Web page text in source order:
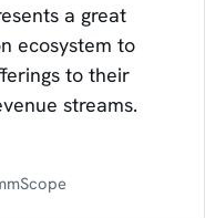
a great
ecosystem to
to their
streams.